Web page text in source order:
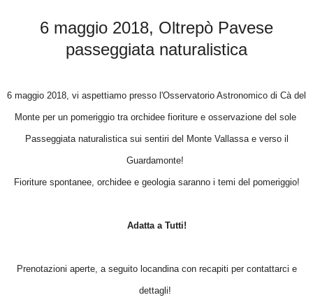
6 maggio 2018, Oltrepò Pavese
passeggiata naturalistica
6 maggio 2018, vi aspettiamo presso l'Osservatorio Astronomico di Cà del
Monte per un pomeriggio tra orchidee fioriture e osservazione del sole
Passeggiata naturalistica sui sentiri del Monte Vallassa e verso il
Guardamonte!
Fioriture spontanee, orchidee e geologia saranno i temi del pomeriggio!
Adatta a Tutti!
Prenotazioni aperte, a seguito locandina con recapiti per contattarci e
dettagli!